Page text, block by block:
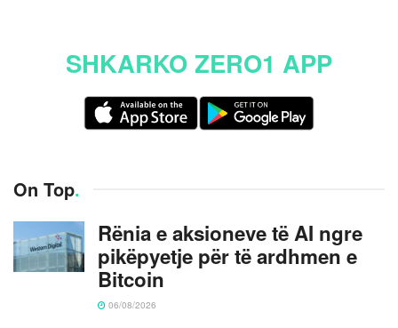
SHKARKO ZERO1 APP
On Top.
Rënia e aksioneve të AI ngre
pikëpyetje për të ardhmen e
Bitcoin
06/08/2026